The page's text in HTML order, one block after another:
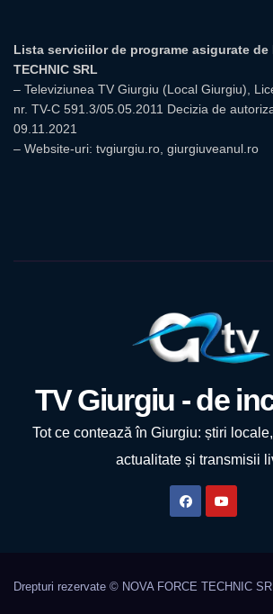
Lista serviciilor de programe asigurate de
TECHNIC SRL
– Televiziunea TV Giurgiu (Local Giurgiu),
nr. TV-C 591.3/05.05.2011 Decizia de
09.11.2021
– Website-uri: tvgiurgiu.ro, giurgiuveanul.ro
TV Giurgiu - de
Tot ce contează în Giurgiu: știri
actualitate și transmisii